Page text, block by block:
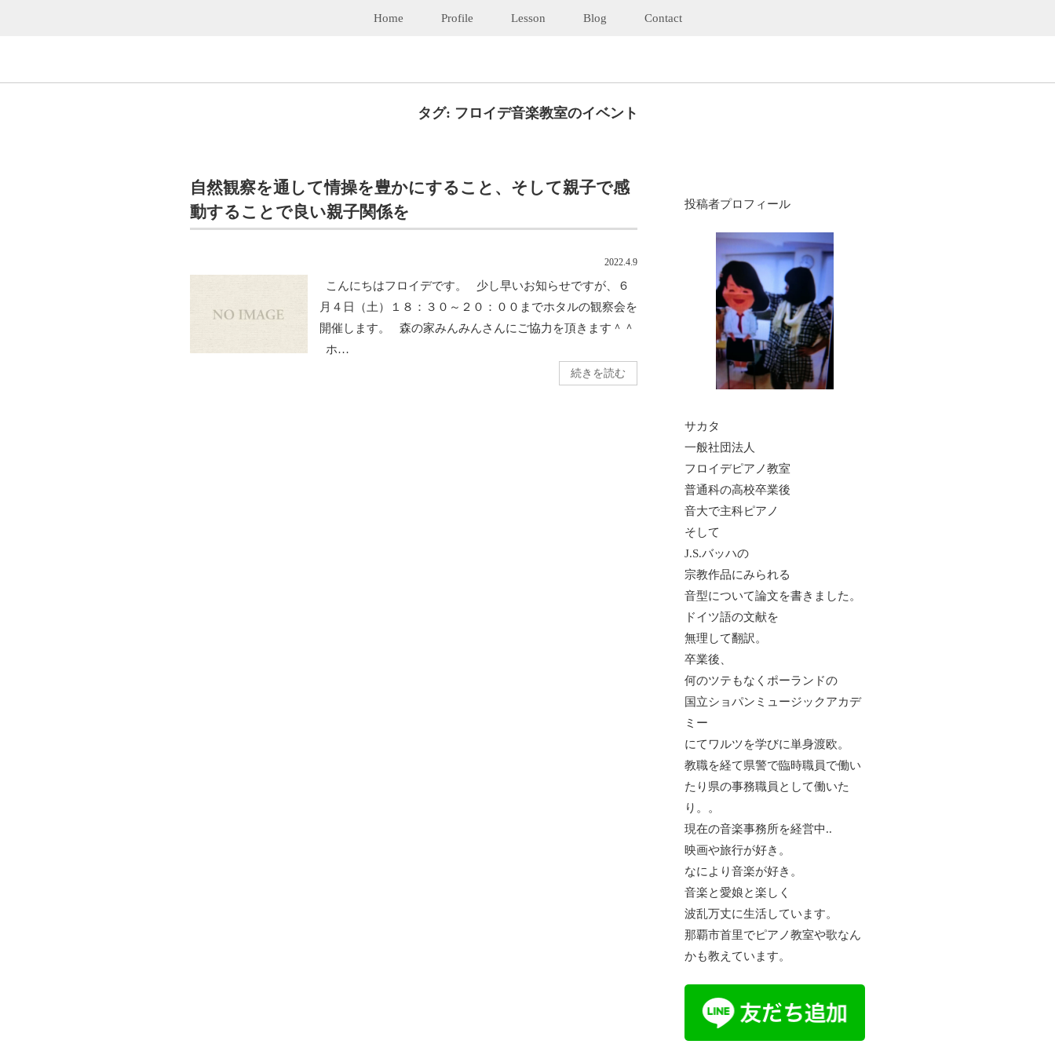
Home Profile Lesson Blog Contact
タグ: フロイデ音楽教室のイベント
自然観察を通して情操を豊かにすること、そして親子で感
動することで良い親子関係を
2022.4.9
こんにちはフロイデです。 少し早いお知らせですが、６
月４日（土）１８：３０～２０：００までホタルの観察会を
開催します。 森の家みんみんさんにご協力を頂きます＾＾
ホ…
続きを読む
投稿者プロフィール
サカタ
一般社団法人
フロイデピアノ教室
普通科の高校卒業後
音大で主科ピアノ
そして
J.S.バッハの
宗教作品にみられる
音型について論文を書きました。
ドイツ語の文献を
無理して翻訳。
卒業後、
何のツテもなくポーランドの
国立ショパンミュージックアカデ
ミー
にてワルツを学びに単身渡欧。
教職を経て県警で臨時職員で働い
たり県の事務職員として働いた
り。。
現在の音楽事務所を経営中..
映画や旅行が好き。
なにより音楽が好き。
音楽と愛娘と楽しく
波乱万丈に生活しています。
那覇市首里でピアノ教室や歌なん
かも教えています。